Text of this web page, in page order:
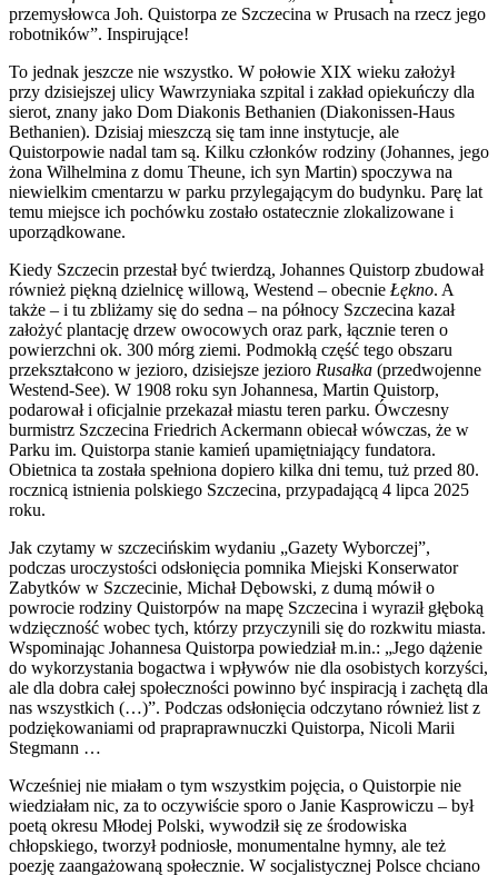
przemysłowca Joh. Quistorpa ze Szczecina w Prusach na rzecz jego
robotników”. Inspirujące!
To jednak jeszcze nie wszystko. W połowie XIX wieku założył
przy dzisiejszej ulicy Wawrzyniaka szpital i zakład opiekuńczy dla
sierot, znany jako Dom Diakonis Bethanien (Diakonissen-Haus
Bethanien). Dzisiaj mieszczą się tam inne instytucje, ale
Quistorpowie nadal tam są. Kilku członków rodziny (Johannes, jego
żona Wilhelmina z domu Theune, ich syn Martin) spoczywa na
niewielkim cmentarzu w parku przylegającym do budynku. Parę lat
temu miejsce ich pochówku zostało ostatecznie zlokalizowane i
uporządkowane.
Kiedy Szczecin przestał być twierdzą, Johannes Quistorp zbudował
również piękną dzielnicę willową, Westend – obecnie Łękno. A
także – i tu zbliżamy się do sedna – na północy Szczecina kazał
założyć plantację drzew owocowych oraz park, łącznie teren o
powierzchni ok. 300 mórg ziemi. Podmokłą część tego obszaru
przekształcono w jezioro, dzisiejsze jezioro Rusałka (przedwojenne
Westend-See). W 1908 roku syn Johannesa, Martin Quistorp,
podarował i oficjalnie przekazał miastu teren parku. Ówczesny
burmistrz Szczecina Friedrich Ackermann obiecał wówczas, że w
Parku im. Quistorpa stanie kamień upamiętniający fundatora.
Obietnica ta została spełniona dopiero kilka dni temu, tuż przed 80.
rocznicą istnienia polskiego Szczecina, przypadającą 4 lipca 2025
roku.
Jak czytamy w szczecińskim wydaniu „Gazety Wyborczej”,
podczas uroczystości odsłonięcia pomnika Miejski Konserwator
Zabytków w Szczecinie, Michał Dębowski, z dumą mówił o
powrocie rodziny Quistorpów na mapę Szczecina i wyraził głęboką
wdzięczność wobec tych, którzy przyczynili się do rozkwitu miasta.
Wspominając Johannesa Quistorpa powiedział m.in.: „Jego dążenie
do wykorzystania bogactwa i wpływów nie dla osobistych korzyści,
ale dla dobra całej społeczności powinno być inspiracją i zachętą dla
nas wszystkich (…)”. Podczas odsłonięcia odczytano również list z
podziękowaniami od prapraprawnuczki Quistorpa, Nicoli Marii
Stegmann …
Wcześniej nie miałam o tym wszystkim pojęcia, o Quistorpie nie
wiedziałam nic, za to oczywiście sporo o Janie Kasprowiczu – był
poetą okresu Młodej Polski, wywodził się ze środowiska
chłopskiego, tworzył podniosłe, monumentalne hymny, ale też
poezję zaangażowaną społecznie. W socjalistycznej Polsce chciano